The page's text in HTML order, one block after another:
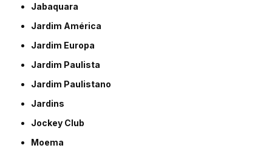
Jabaquara
Jardim América
Jardim Europa
Jardim Paulista
Jardim Paulistano
Jardins
Jockey Club
Moema